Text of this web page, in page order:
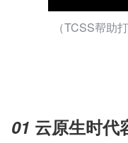
（TCSS帮助
01 云原生时代